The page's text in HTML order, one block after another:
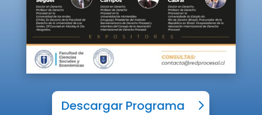
Descargar Programa